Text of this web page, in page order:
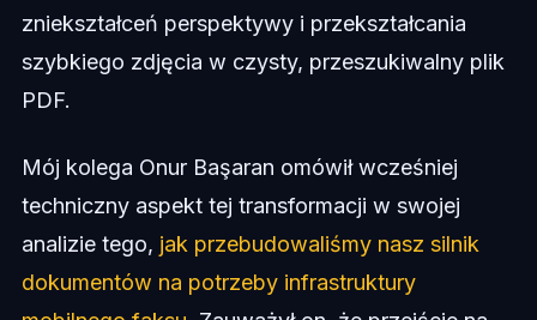
zniekształceń perspektywy i przekształcania
szybkiego zdjęcia w czysty, przeszukiwalny plik
PDF.
Mój kolega Onur Başaran omówił wcześniej
techniczny aspekt tej transformacji w swojej
analizie tego, jak przebudowaliśmy nasz silnik
dokumentów na potrzeby infrastruktury